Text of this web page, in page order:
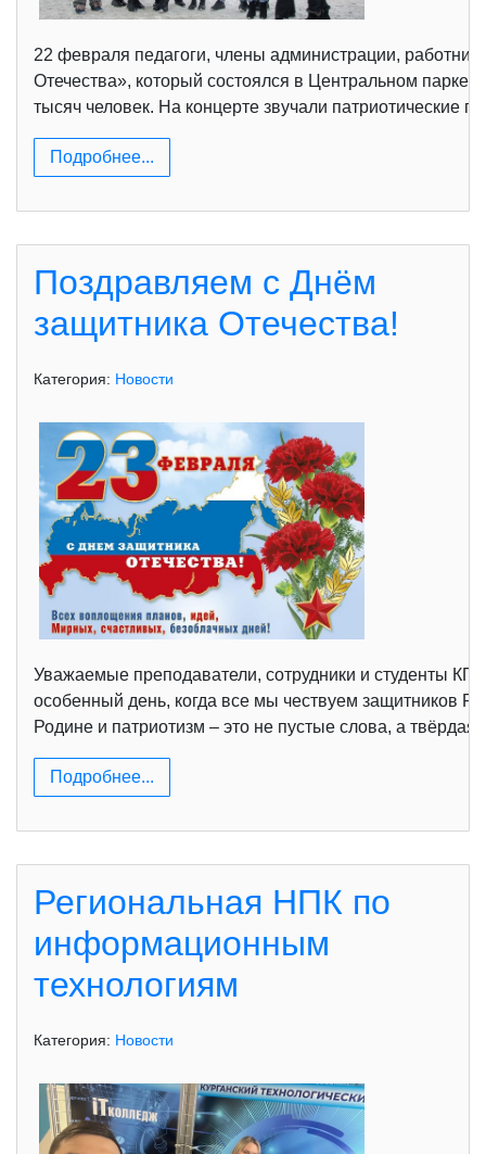
22 февраля педагоги, члены администрации,
Отечества», который состоялся в Центральном парке
тысяч человек. На концерте звучали патриотические
Подробнее...
Поздравляем с Днём
защитника Отечества!
Категория: Новости
Уважаемые преподаватели, сотрудники и студенты
особенный день, когда все мы чествуем защитников
Родине и патриотизм – это не пустые слова, а
Подробнее...
Региональная НПК по
информационным
технологиям
Категория: Новости